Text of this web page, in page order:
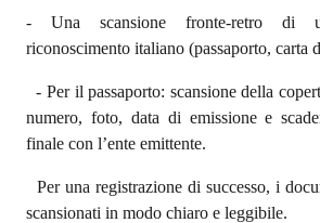
- Una scansione fronte-retro di
riconoscimento italiano (passaporto, carta
- Per il passaporto: scansione della
numero, foto, data di emissione e
finale con l’ente emittente.
Per una registrazione di successo, i
scansionati in modo chiaro e leggibile.